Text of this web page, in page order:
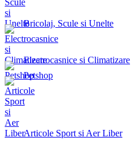
Bricolaj, Scule si Unelte
Electrocasnice si Climatizare
Petshop
Articole Sport si Aer Liber